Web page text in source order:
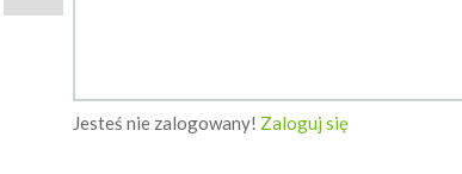
Jesteś nie zalogowany! Zaloguj się